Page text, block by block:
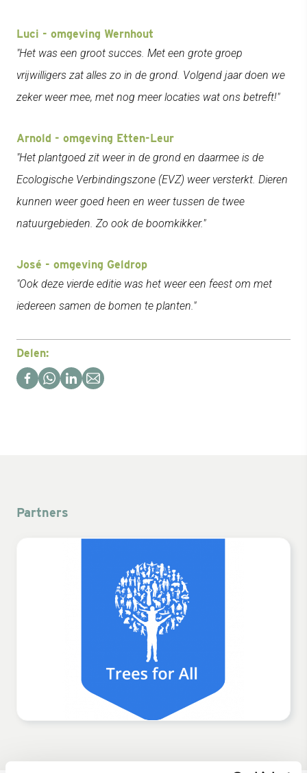
Luci - omgeving Wernhout
"Het was een groot succes. Met een grote groep
vrijwilligers zat alles zo in de grond. Volgend jaar doen we
zeker weer mee, met nog meer locaties wat ons betreft!"
Arnold - omgeving Etten-Leur
"Het plantgoed zit weer in de grond en daarmee is de
Ecologische Verbindingszone (EVZ) weer versterkt. Dieren
kunnen weer goed heen en weer tussen de twee
natuurgebieden. Zo ook de boomkikker."
José - omgeving Geldrop
"Ook deze vierde editie was het weer een feest om met
iedereen samen de bomen te planten."
Delen:
Partners